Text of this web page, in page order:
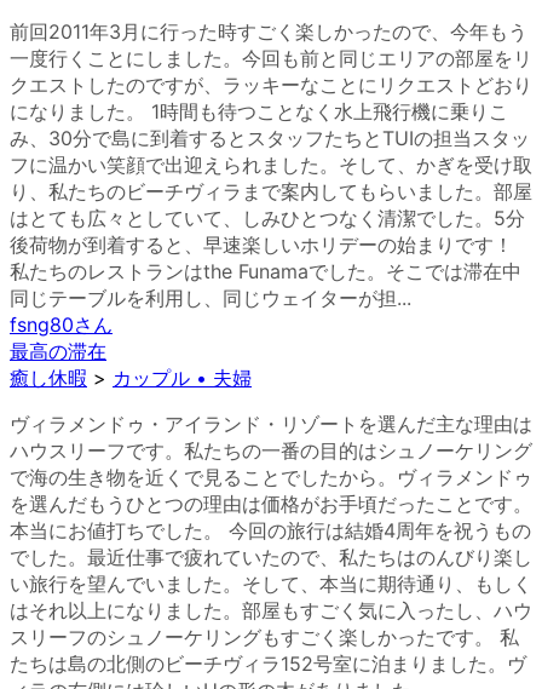
前回2011年3月に行った時すごく楽しかったので、今年もう
一度行くことにしました。今回も前と同じエリアの部屋をリ
クエストしたのですが、ラッキーなことにリクエストどおり
になりました。 1時間も待つことなく水上飛行機に乗りこ
み、30分で島に到着するとスタッフたちとTUIの担当スタッ
フに温かい笑顔で出迎えられました。そして、かぎを受け取
り、私たちのビーチヴィラまで案内してもらいました。部屋
はとても広々としていて、しみひとつなく清潔でした。5分
後荷物が到着すると、早速楽しいホリデーの始まりです！
私たちのレストランはthe Funamaでした。そこでは滞在中
同じテーブルを利用し、同じウェイターが担...
fsng80さん
最高の滞在
癒し休暇 > カップル • 夫婦
ヴィラメンドゥ・アイランド・リゾートを選んだ主な理由は
ハウスリーフです。私たちの一番の目的はシュノーケリング
で海の生き物を近くで見ることでしたから。ヴィラメンドゥ
を選んだもうひとつの理由は価格がお手頃だったことです。
本当にお値打ちでした。 今回の旅行は結婚4周年を祝うもの
でした。最近仕事で疲れていたので、私たちはのんびり楽し
い旅行を望んでいました。そして、本当に期待通り、もしく
はそれ以上になりました。部屋もすごく気に入ったし、ハウ
スリーフのシュノーケリングもすごく楽しかったです。 私
たちは島の北側のビーチヴィラ152号室に泊まりました。ヴ